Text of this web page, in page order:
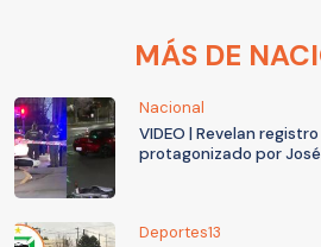
MÁS DE
Nacional
VIDEO | Revelan
protagonizado por
Deportes13